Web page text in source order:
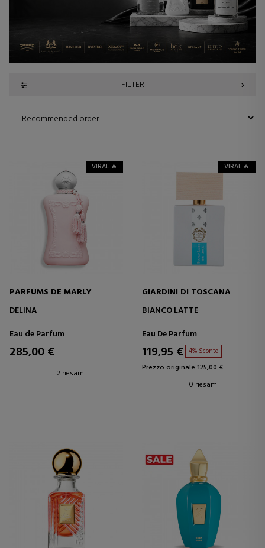
FILTER
VIRAL 🔥
PARFUMS DE MARLY
DELINA
Eau de Parfum
285,00 €
2 riesami
VIRAL 🔥
GIARDINI DI TOSCANA
BIANCO LATTE
Eau De Parfum
119,95 € 4% Sconto
Prezzo originale 125,00 €
0 riesami